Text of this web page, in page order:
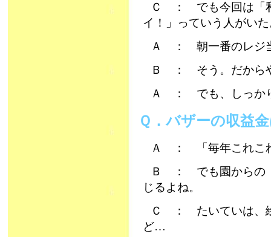
Ｃ ： でも今回は「
イ！」っていう人がい
Ａ ： 朝一番のレジ
Ｂ ： そう。だから
Ａ ： でも、しっか
Ｑ．バザーの収益
Ａ ： 「毎年これこ
Ｂ ： でも園からの
じるよね。
Ｃ ： たいていは、
ど…